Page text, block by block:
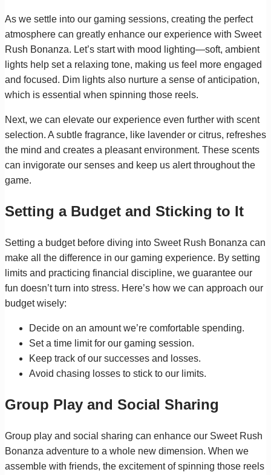
As we settle into our gaming sessions, creating the perfect
atmosphere can greatly enhance our experience with Sweet
Rush Bonanza. Let’s start with mood lighting—soft, ambient
lights help set a relaxing tone, making us feel more engaged
and focused. Dim lights also nurture a sense of anticipation,
which is essential when spinning those reels.
Next, we can elevate our experience even further with scent
selection. A subtle fragrance, like lavender or citrus, refreshes
the mind and creates a pleasant environment. These scents
can invigorate our senses and keep us alert throughout the
game.
Setting a Budget and Sticking to It
Setting a budget before diving into Sweet Rush Bonanza can
make all the difference in our gaming experience. By setting
limits and practicing financial discipline, we guarantee our
fun doesn’t turn into stress. Here’s how we can approach our
budget wisely:
Decide on an amount we’re comfortable spending.
Set a time limit for our gaming session.
Keep track of our successes and losses.
Avoid chasing losses to stick to our limits.
Group Play and Social Sharing
Group play and social sharing can enhance our Sweet Rush
Bonanza adventure to a whole new dimension. When we
assemble with friends, the excitement of spinning those reels